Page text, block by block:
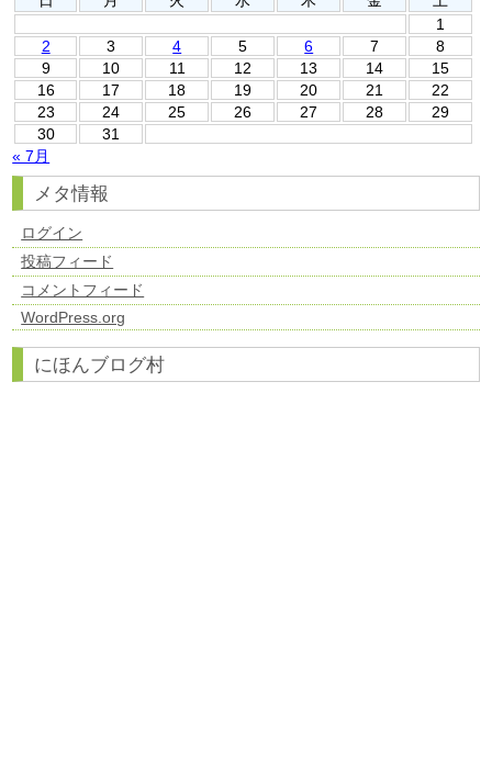
1
2
3 4 5 6 7
8
9
10 11 12 13 14
15
16
17 18 19 20 21
22
23
24 25 26 27 28
29
30
31
« 7月
メタ情報
ログイン
投稿フィード
コメントフィード
WordPress.org
にほんブログ村